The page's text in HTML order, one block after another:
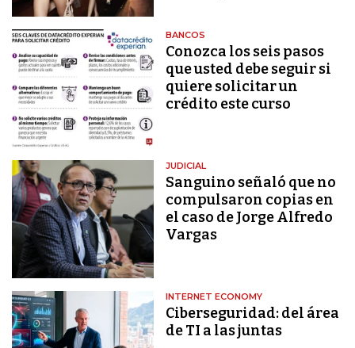
BANCOS
Conozca los seis pasos
que usted debe seguir si
quiere solicitar un
crédito este curso
JUDICIAL
Sanguino señaló que no
compulsaron copias en
el caso de Jorge Alfredo
Vargas
INTERNET ECONOMY
Ciberseguridad: del área
de TI a las juntas